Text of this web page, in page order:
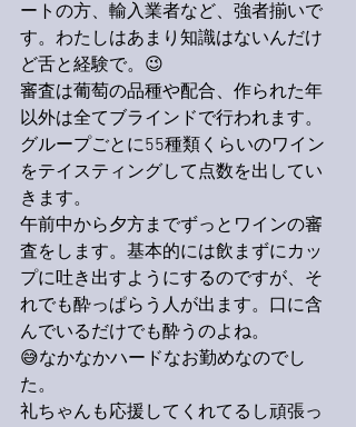
ートの方、輸入業者など、強者揃いで
す。わたしはあまり知識はないんだけ
ど舌と経験で。😉
審査は葡萄の品種や配合、作られた年
以外は全てブラインドで行われます。
グループごとに55種類くらいのワイン
をテイスティングして点数を出してい
きます。
午前中から夕方までずっとワインの審
査をします。基本的には飲まずにカッ
プに吐き出すようにするのですが、そ
れでも酔っぱらう人が出ます。口に含
んでいるだけでも酔うのよね。
😅なかなかハードなお勤めなのでし
た。
礼ちゃんも応援してくれてるし頑張っ